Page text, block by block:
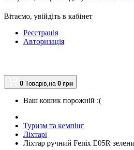
Вітаємо, увійдіть в кабінет
Реєстрація
Авторизація
0 Товарів,на 0 грн
Ваш кошик порожній :(
Туризм та кемпінг
Ліхтарі
Ліхтар ручний Fenix E05R